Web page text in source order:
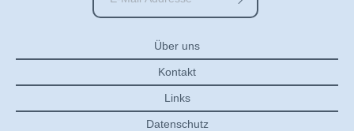
Über uns
Kontakt
Links
Datenschutz